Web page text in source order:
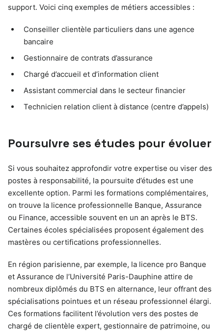
support. Voici cinq exemples de métiers accessibles :
Conseiller clientèle particuliers dans une agence
bancaire
Gestionnaire de contrats d’assurance
Chargé d’accueil et d’information client
Assistant commercial dans le secteur financier
Technicien relation client à distance (centre d’appels)
Poursuivre ses études pour évoluer
Si vous souhaitez approfondir votre expertise ou viser des
postes à responsabilité, la poursuite d’études est une
excellente option. Parmi les formations complémentaires,
on trouve la licence professionnelle Banque, Assurance
ou Finance, accessible souvent en un an après le BTS.
Certaines écoles spécialisées proposent également des
mastères ou certifications professionnelles.
En région parisienne, par exemple, la licence pro Banque
et Assurance de l’Université Paris-Dauphine attire de
nombreux diplômés du BTS en alternance, leur offrant des
spécialisations pointues et un réseau professionnel élargi.
Ces formations facilitent l’évolution vers des postes de
chargé de clientèle expert, gestionnaire de patrimoine, ou